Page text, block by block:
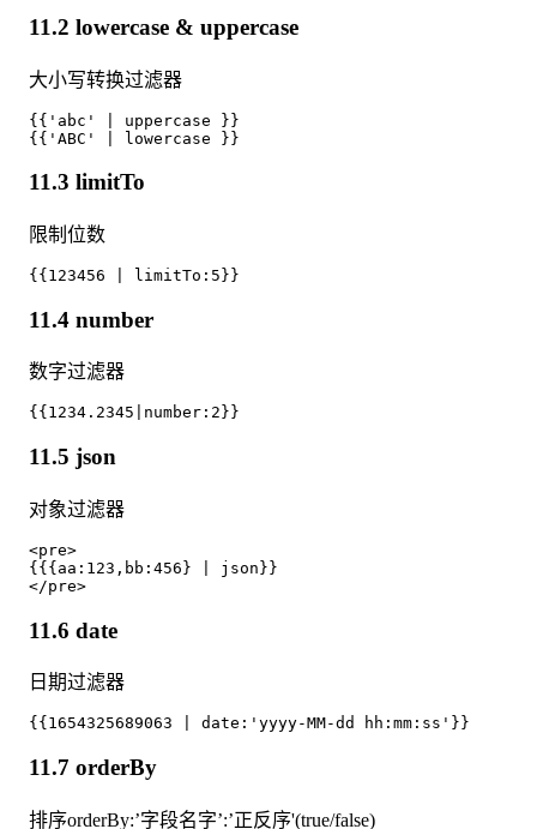
11.2 lowercase & uppercase
大小写转换过滤器
{{'abc' | uppercase }}
11.3 limitTo
限制位数
11.4 number
数字过滤器
11.5 json
对象过滤器
<pre>
{{{aa:123,bb:456} | json}}
11.6 date
日期过滤器
11.7 orderBy
排序orderBy:’字段名字’:’正反序'(true/false)